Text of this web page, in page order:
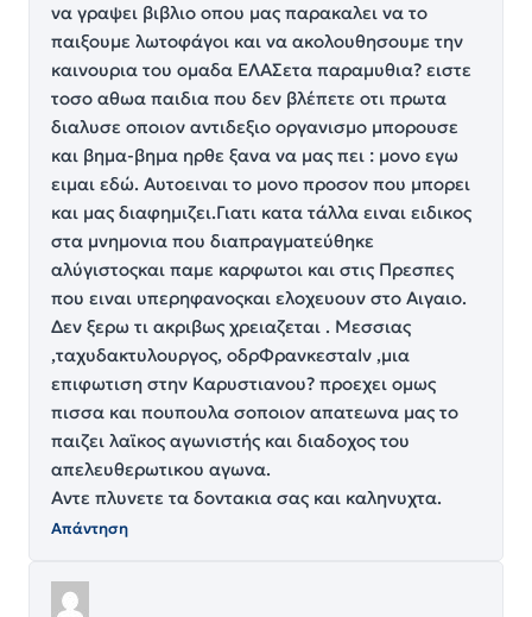
να γραψει βιβλιο οπου μας παρακαλει να το
παιξουμε λωτοφάγοι και να ακολουθησουμε την
καινουρια του ομαδα ΕΛΑΣετα παραμυθια? ειστε
τοσο αθωα παιδια που δεν βλέπετε οτι πρωτα
διαλυσε οποιον αντιδεξιο οργανισμο μπορουσε
και βημα-βημα ηρθε ξανα να μας πει : μονο εγω
ειμαι εδώ. Αυτοειναι το μονο προσον που μπορει
και μας διαφημιζει.Γιατι κατα τάλλα ειναι ειδικος
στα μνημονια που διαπραγματεύθηκε
αλύγιστοςκαι παμε καρφωτοι και στις Πρεσπες
που ειναι υπερηφανοςκαι ελοχευουν στο Αιγαιο.
Δεν ξερω τι ακριβως χρειαζεται . Μεσσιας
,ταχυδακτυλουργος, οδρΦρανκεσταΙν ,μια
επιφωτιση στην Καρυστιανου? προεχει ομως
πισσα και πουπουλα σοποιον απατεωνα μας το
παιζει λαϊκος αγωνιστής και διαδοχος του
απελευθερωτικου αγωνα.
Αντε πλυνετε τα δοντακια σας και καληνυχτα.
Απάντηση